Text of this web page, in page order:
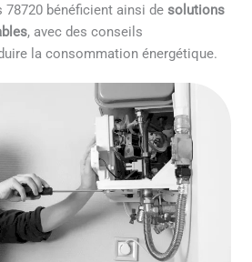
78720 bénéficient ainsi desolutions
, avec des conseils
la consommation énergétique.